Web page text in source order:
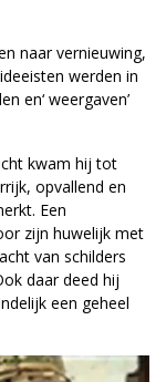
naar vernieuwing,
werden in
en‘ weergaven’
kwam hij tot
opvallend en
Een
zijn huwelijk met
van schilders
daar deed hij
een geheel